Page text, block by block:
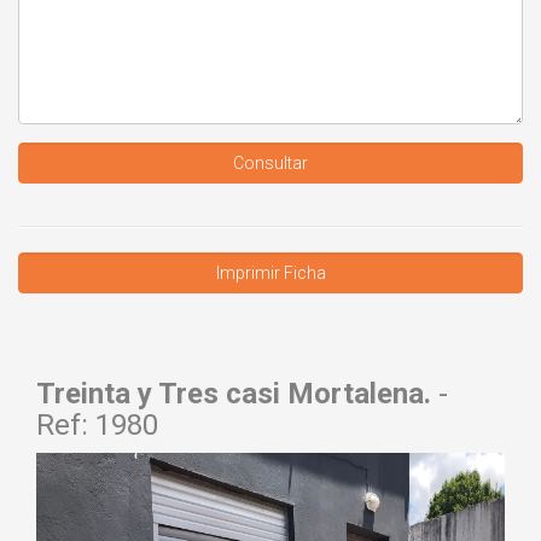
Consultar
Treinta y Tres casi Mortalena. -
Ref: 1980